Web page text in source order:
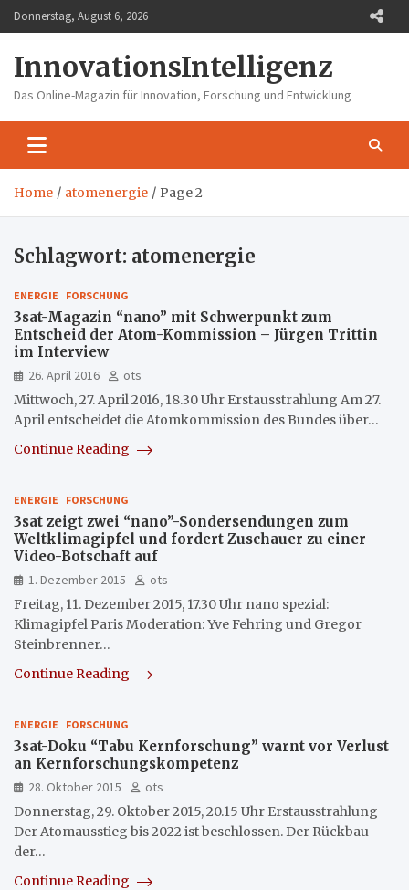
Skip
to
Donnerstag, August 6, 2026
InnovationsIntelligenz
Das Online-Magazin für Innovation, Forschung und Entwicklung
Home atomenergie Page 2
Schlagwort: atomenergie
ENERGIE FORSCHUNG
3sat-Magazin “nano” mit Schwerpunkt zum
Entscheid der Atom-Kommission – Jürgen Trittin
im Interview
26. April 2016
ots
Mittwoch, 27. April 2016, 18.30 Uhr Erstausstrahlung Am 27.
April entscheidet die Atomkommission des Bundes über…
Continue Reading
ENERGIE FORSCHUNG
3sat zeigt zwei “nano”-Sondersendungen zum
Weltklimagipfel und fordert Zuschauer zu einer
Video-Botschaft auf
1. Dezember 2015
ots
Freitag, 11. Dezember 2015, 17.30 Uhr nano spezial:
Klimagipfel Paris Moderation: Yve Fehring und Gregor
Steinbrenner…
Continue Reading
ENERGIE FORSCHUNG
3sat-Doku “Tabu Kernforschung” warnt vor Verlust
an Kernforschungskompetenz
28. Oktober 2015
ots
Donnerstag, 29. Oktober 2015, 20.15 Uhr Erstausstrahlung
Der Atomausstieg bis 2022 ist beschlossen. Der Rückbau
der…
Continue Reading